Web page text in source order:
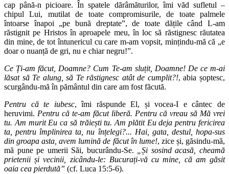
cap până-n picioare. În spatele dărâmăturilor, îmi văd sufletul –
chipul Lui, mutilat de toate compromisurile, de toate palmele
întoarse înapoi „pe bună dreptate”, de toate dățile când L-am
răstignit pe Hristos în aproapele meu, în loc să răstignesc răutatea
din mine, de tot întunericul cu care m-am vopsit, mințindu-mă că „e
doar o nuanță de gri, nu e chiar negru!”.
Ce Ți-am făcut, Doamne? Cum Te-am sluțit, Doamne! De ce m-ai
lăsat să Te alung, să Te răstignesc atât de cumplit?!, abia șoptesc,
scurgându-mă în pământul din care am fost făcută.
Pentru că te iubesc, îmi răspunde El, și vocea-I e cântec de
heruvimi. Pentru că te-am făcut liberă. Pentru că vreau să Mă vrei
tu. Am murit Eu ca să trăiești tu. Am plătit Eu deja pentru fericirea
ta, pentru împlinirea ta, nu înțelegi?... Hai, gata, destul, hopa-sus
din groapa asta, avem lumină de făcut în lume!, zice și, găsindu-mă,
mă pune pe umerii Săi, bucurându-Se. „Și sosind acasă, cheamă
prietenii și vecinii, zicându-le: Bucurați-vă cu mine, că am găsit
oaia cea pierdută” (cf. Luca 15:5-6).